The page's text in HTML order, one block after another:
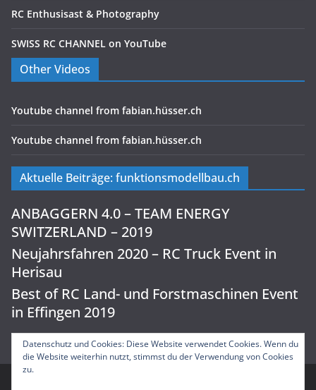
RC Enthusisast & Photography
SWISS RC CHANNEL on YouTube
Other Videos
Youtube channel from fabian.hüsser.ch
Youtube channel from fabian.hüsser.ch
Aktuelle Beiträge: funktionsmodellbau.ch
ANBAGGERN 4.0 – TEAM ENERGY
SWITZERLAND – 2019
Neujahrsfahren 2020 – RC Truck Event in
Herisau
Best of RC Land- und Forstmaschinen Event
in Effingen 2019
Datenschutz und Cookies: Diese Website verwendet Cookies. Wenn du
die Website weiterhin nutzt, stimmst du der Verwendung von Cookies
zu.